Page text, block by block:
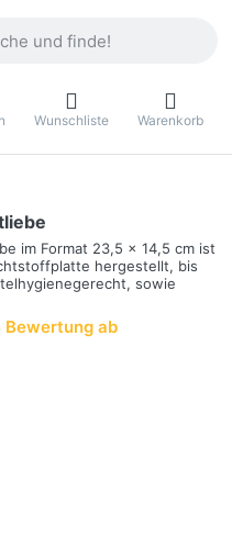
Wunschliste Warenkorb
im Format 23,5 x 14,5 cm ist
hergestellt, bis
sowie
Bewertung ab